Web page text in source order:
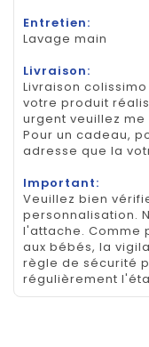
Entretien:
Lavage main
Livraison:
Livraison
votre produit
urgent veuillez
Pour un cadeau,
adresse que la
Important:
Veuillez bien
personnalisation.
l'attache. Comme
aux bébés, la
règle de sécurité
régulièrement